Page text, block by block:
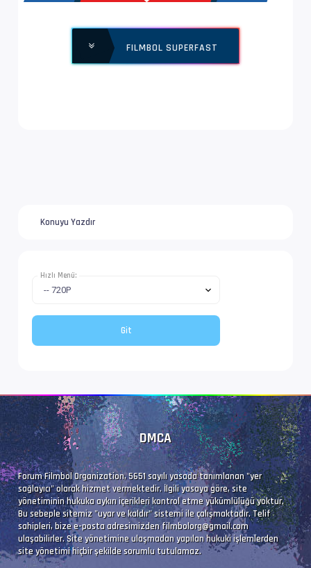
Ses Profili       : Dolby Digital
İz Adı            : Türkçe | www.filmbol.org
İz Adı            : Orijinal |
Altyazı #4        : UTF-8
İz Adı            : Tam (Türkçe)
FILMBOL SUPERFAST
Konuyu Yazdır
Hızlı Menü:
DMCA
Forum Filmbol Organization, 5651 sayılı yasada tanımlanan "yer
sağlayıcı" olarak hizmet vermektedir. İlgili yasaya göre, site
yönetiminin hukuka aykırı içerikleri kontrol etme yükümlülüğü yoktur.
Bu sebeple sitemiz "uyar ve kaldır" sistemi ile çalışmaktadır. Telif
sahipleri, bize e-posta adresimizdenfilmbolorg@gmail.com
ulaşabilirler. Site yönetimine ulaşmadan yapılan hukuki işlemlerden
site yönetimi hiçbir şekilde sorumlu tutulamaz.